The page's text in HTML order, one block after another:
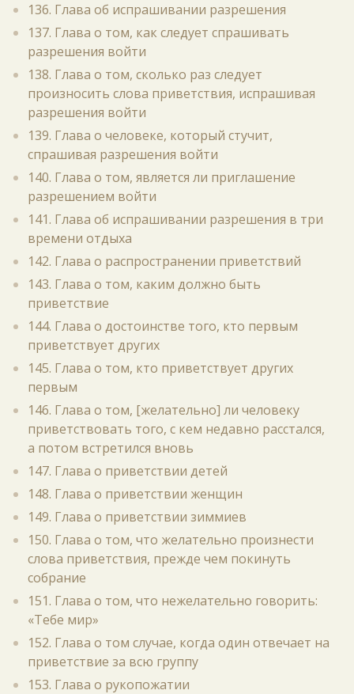
136. Глава об испрашивании разрешения
137. Глава о том, как следует спрашивать
разрешения войти
138. Глава о том, сколько раз следует
произносить слова приветствия, испрашивая
разрешения войти
139. Глава о человеке, который стучит,
спрашивая разрешения войти
140. Глава о том, является ли приглашение
разрешением войти
141. Глава об испрашивании разрешения в три
времени отдыха
142. Глава о распространении приветствий
143. Глава о том, каким должно быть
приветствие
144. Глава о достоинстве того, кто первым
приветствует других
145. Глава о том, кто приветствует других
первым
146. Глава о том, [желательно] ли человеку
приветствовать того, с кем недавно расстался,
а потом встретился вновь
147. Глава о приветствии детей
148. Глава о приветствии женщин
149. Глава о приветствии зиммиев
150. Глава о том, что желательно произнести
слова приветствия, прежде чем покинуть
собрание
151. Глава о том, что нежелательно говорить:
«Тебе мир»
152. Глава о том случае, когда один отвечает на
приветствие за всю группу
153. Глава о рукопожатии